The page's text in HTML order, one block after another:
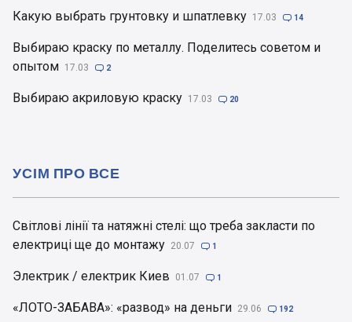
Какую выбрать грунтовку и шпатлевку 17.03  14
Выбираю краску по металлу. Поделитесь советом и
опытом 17.03  2
Выбираю акриловую краску 17.03  20
Світлові лінії та натяжні стелі: що треба закласти по
електриці ще до монтажу 20.07  1
Электрик / електрик Киев 01.07  1
«ЛОТО-ЗАБАВА»: «развод» на деньги 29.06  192
УСІМ ПРО ВСЕ